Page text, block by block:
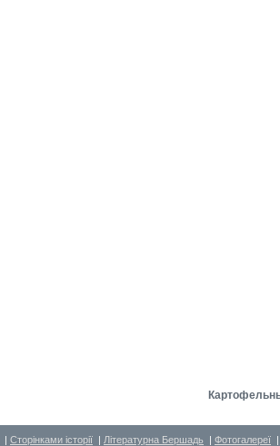
| Сторінками історії | Літературна Бершадь | Фотогалереї